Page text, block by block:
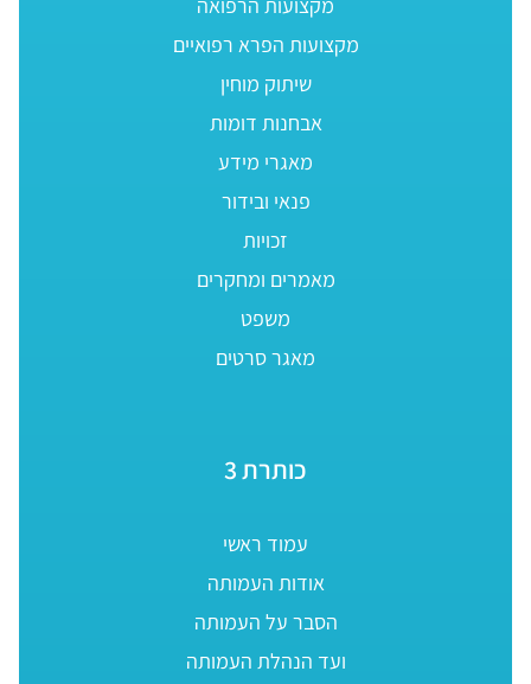
מקצועות הפרא רפואיים
שיתוק מוחין
אבחנות דומות
מאגרי מידע
פנאי ובידור
זכויות
מאמרים ומחקרים
משפט
מאגר סרטים
כותרת 3
עמוד ראשי
אודות העמותה
הסבר על העמותה
ועד הנהלת העמותה